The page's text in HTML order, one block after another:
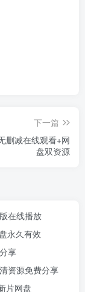
下一篇
删减在线观看+网
盘双资源
在线播放
永久有效
享
资源免费分享
片网盘